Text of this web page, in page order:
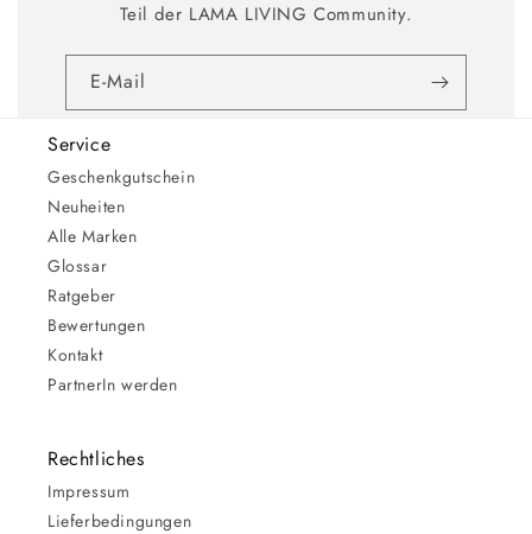
Teil der LAMA LIVING Community.
E-Mail
Service
Geschenkgutschein
Neuheiten
Alle Marken
Glossar
Ratgeber
Bewertungen
Kontakt
PartnerIn werden
Rechtliches
Impressum
Lieferbedingungen